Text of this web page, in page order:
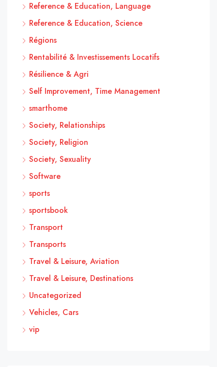
Reference & Education, Language
Reference & Education, Science
Régions
Rentabilité & Investissements Locatifs
Résilience & Agri
Self Improvement, Time Management
smarthome
Society, Relationships
Society, Religion
Society, Sexuality
Software
sports
sportsbook
Transport
Transports
Travel & Leisure, Aviation
Travel & Leisure, Destinations
Uncategorized
Vehicles, Cars
vip